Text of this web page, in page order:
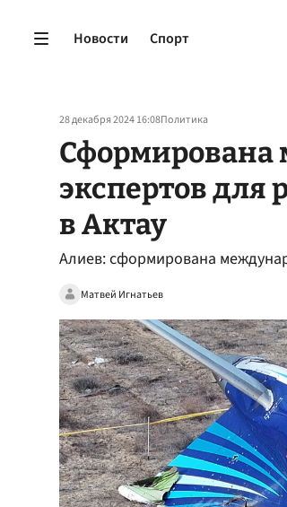
Новости Спорт
28 декабря 2024 16:08Политика
Сформирована
экспертов для
в Актау
Алиев: сформирована
Матвей Игнатьев